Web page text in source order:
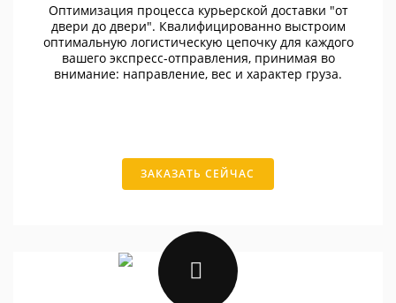
Оптимизация процесса курьерской доставки "от
двери до двери". Квалифицированно выстроим
оптимальную логистическую цепочку для каждого
вашего экспресс-отправления, принимая во
внимание: направление, вес и характер груза.
ЗАКАЗАТЬ СЕЙЧАС